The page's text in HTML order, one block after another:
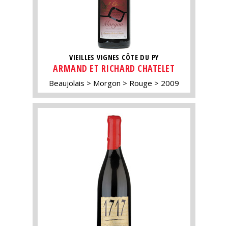
VIEILLES VIGNES CÔTE DU PY
ARMAND ET RICHARD CHATELET
Beaujolais Morgon Rouge 2009